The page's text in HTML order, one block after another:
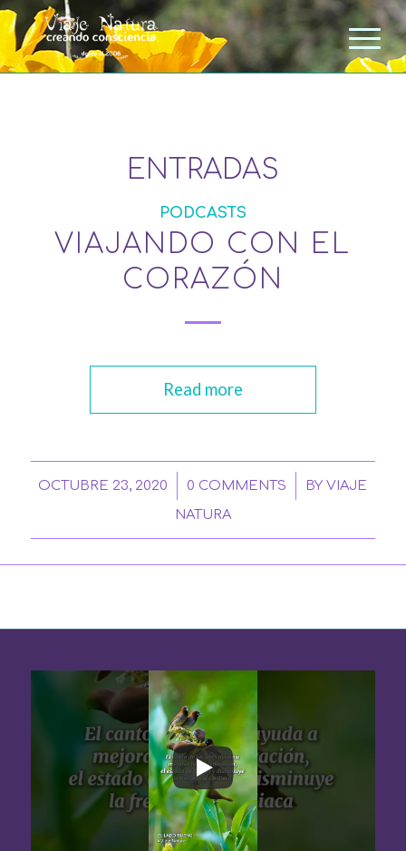
ENTRADAS
PODCASTS
VIAJANDO CON EL
CORAZÓN
Read more
OCTUBRE 23, 2020
/ 0 COMMENTS
/ BYVIAJE
NATURA